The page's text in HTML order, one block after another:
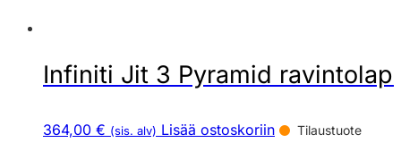
Infiniti Jit 3 Pyramid
364,00 € (sis. alv) Lisää ostoskoriin Tilaustuote